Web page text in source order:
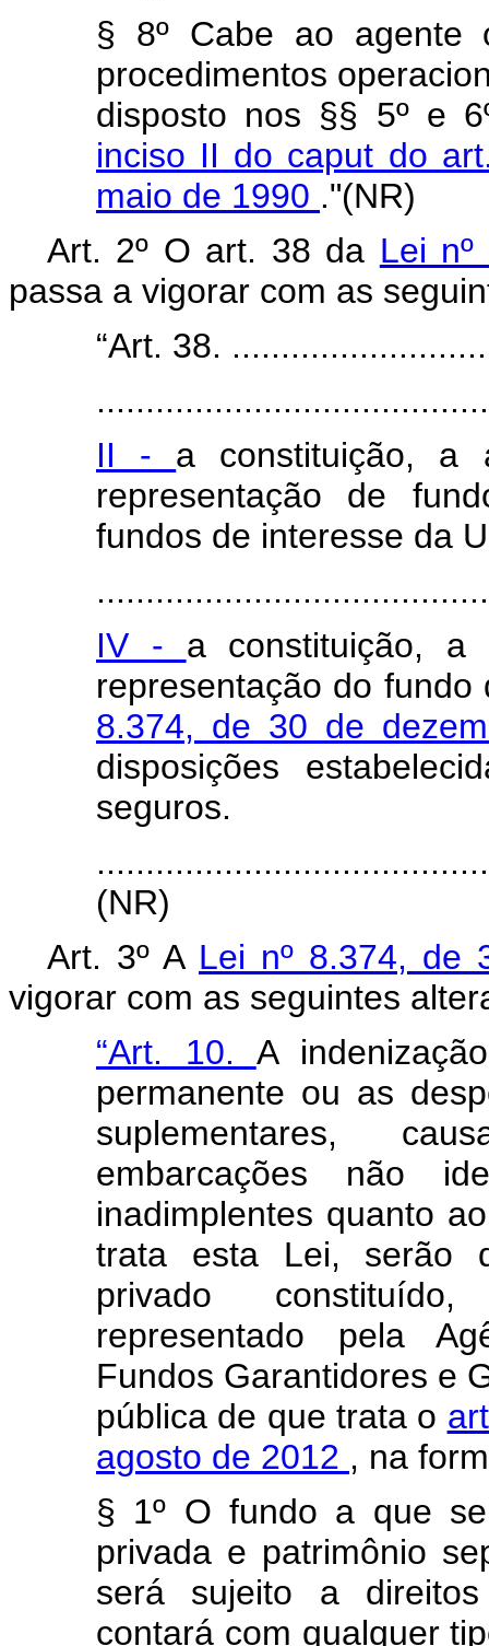
§ 8º Cabe ao agente
procedimentos
disposto nos §§ 5º e
inciso II do caput do
maio de 1990 ."(NR)
Art. 2º O art. 38 da Lei
passa a vigorar com as
“Art. 38.
II - a constituição, a
representação de
fundos de interesse da
IV - a constituição, a
representação do
8.374, de 30 de
disposições
seguros.
(NR)
Art. 3º A Lei nº 8.374, de
vigorar com as seguintes
“Art. 10. A
permanente ou as
suplementares,
embarcações não
inadimplentes quanto
trata esta Lei, serão
privado
representado pela
Fundos Garantidores e
pública de que trata o
agosto de 2012 , na
§ 1º O fundo a que
privada e patrimônio
será sujeito a
contará com qualquer